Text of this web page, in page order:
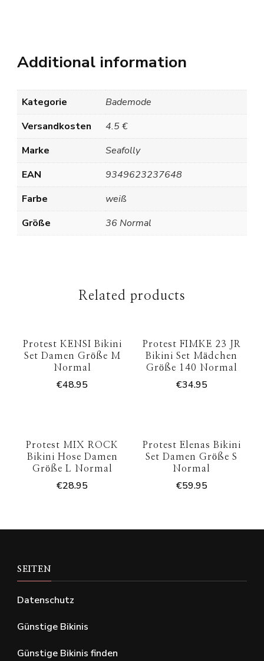
Additional information
Kategorie
Bademode
Versandkosten
4.5 €
Marke
Seafolly
EAN
9349623237648
Farbe
weiß
Größe
36 Normal
Related products
Protest KENSI Bikini
Set Damen Größe M
Normal
€48.95
Protest FIMKE 23 JR
Bikini Set Mädchen
Größe 140 Normal
€34.95
Protest MIX ROCK
Bikini Hose Damen
Größe L Normal
€28.95
Protest Elenas Bikini
Set Damen Größe S
Normal
€59.95
SEITEN
Datenschutz
Günstige Bikinis
Günstige Bikinis finden